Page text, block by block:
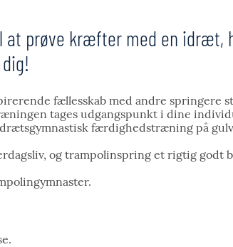
at prøve kræfter med en idræt,
fællesskab med andre springere
tages udgangspunkt i dine
færdighedstræning på
og trampolinspring et rigtig godt